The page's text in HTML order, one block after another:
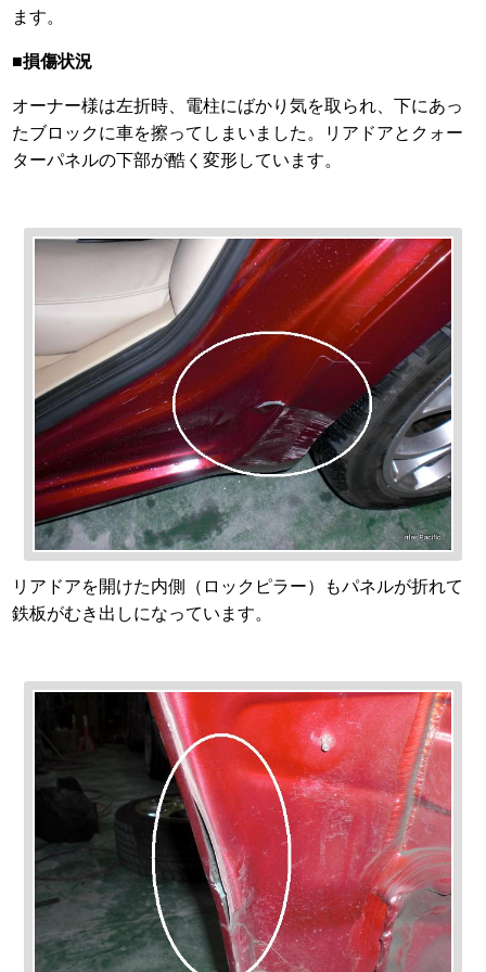
ます。
■損傷状況
オーナー様は左折時、電柱にばかり気を取られ、下にあっ
たブロックに車を擦ってしまいました。リアドアとクォー
ターパネルの下部が酷く変形しています。
リアドアを開けた内側（ロックピラー）もパネルが折れて
鉄板がむき出しになっています。